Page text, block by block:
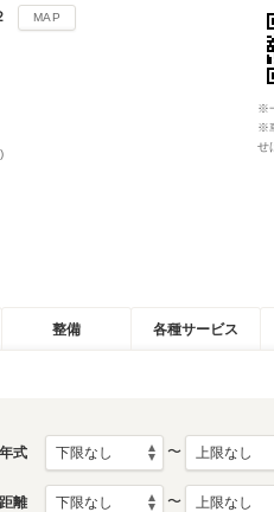
MAP
※
※
せ
整備 各種サービス
年式 〜
離 〜